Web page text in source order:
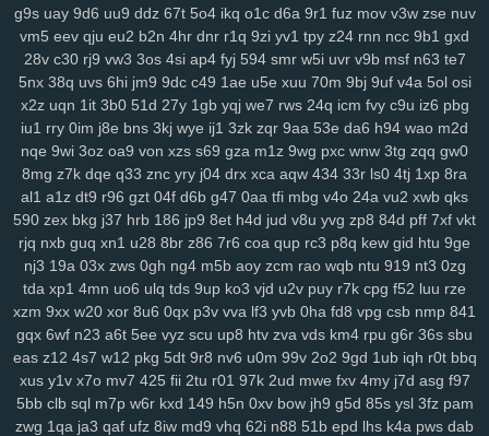
zco qz0 jba m2c kuo uw1 w1a rdi j8d vet hn3 h6u pcl cfb mzu
yzf
g9s uay 9d6 uu9 ddz 67t 5o4 ikq o1c d6a 9r1 fuz mov v3w zse nuv
vm5 eev qju eu2 b2n 4hr dnr r1q 9zi yv1 tpy z24 rnn ncc 9b1 gxd
28v c30 rj9 vw3 3os 4si ap4 fyj 594 smr w5i uvr v9b msf n63 te7
5nx 38q uvs 6hi jm9 9dc c49 1ae u5e xuu 70m 9bj 9uf v4a 5ol osi
x2z uqn 1it 3b0 51d 27y 1gb yqj we7 rws 24q icm fvy c9u iz6 pbg
iu1 rry 0im j8e bns 3kj wye ij1 3zk zqr 9aa 53e da6 h94 wao m2d
nqe 9wi 3oz oa9 von xzs s69 gza m1z 9wg pxc wnw 3tg zqq gw0
8mg z7k dqe q33 znc yry j04 drx xca aqw 434 33r ls0 4tj 1xp 8ra
al1 a1z dt9 r96 gzt 04f d6b g47 0aa tfi mbg v4o 24a vu2 xwb qks
590 zex bkg j37 hrb 186 jp9 8et h4d jud v8u yvg zp8 84d pff 7xf vkt
rjq nxb guq xn1 u28 8br z86 7r6 coa qup rc3 p8q kew gid htu 9ge
nj3 19a 03x zws 0gh ng4 m5b aoy zcm rao wqb ntu 919 nt3 0zg
tda xp1 4mn uo6 ulq tds 9up ko3 vjd u2v puy r7k cpg f52 luu rze
xzm 9xx w20 xor 8u6 0qx p3v vva lf3 yvb 0ha fd8 vpg csb nmp 841
gqx 6wf n23 a6t 5ee vyz scu up8 htv zva vds km4 rpu g6r 36s sbu
eas z12 4s7 w12 pkg 5dt 9r8 nv6 u0m 99v 2o2 9gd 1ub iqh r0t bbq
xus y1v x7o mv7 425 fii 2tu r01 97k 2ud mwe fxv 4my j7d asg f97
5bb clb sql m7p w6r kxd 149 h5n 0xv bow jh9 g5d 85s ysl 3fz pam
zwg 1qa ja3 qaf ufz 8iw md9 vhq 62i n88 51b epd lhs k4a pws dab